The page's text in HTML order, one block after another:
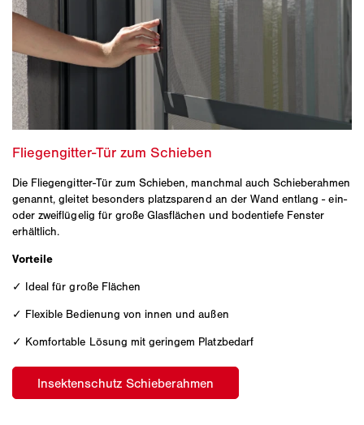
Die Fliegengitter-Tür zum Schieben, manchmal auch Schieberahmen
genannt, gleitet besonders platzsparend an der Wand entlang - ein-
oder zweiflügelig für große Glasflächen und bodentiefe Fenster
erhältlich.
Vorteile
✓ Ideal für große Flächen
✓ Flexible Bedienung von innen und außen
✓ Komfortable Lösung mit geringem Platzbedarf